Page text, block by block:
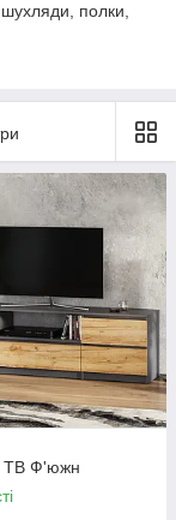
полки,
вибрати
ТВ Ф'южн